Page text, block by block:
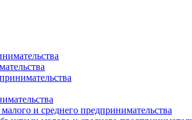
и среднего предпринимательства